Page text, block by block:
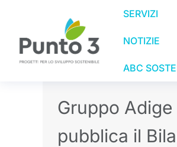
SERVIZI
NOTIZIE
ABC
Gruppo
pubblica il